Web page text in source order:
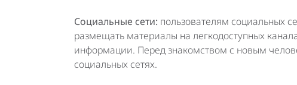
Социальные сети: пользователям социальных
размещать материалы на легкодоступных
информации. Перед знакомством с новым
социальных сетях.